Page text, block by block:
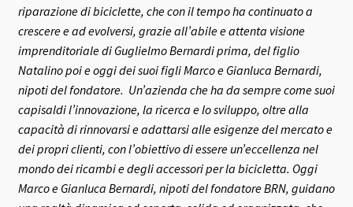
riparazione di biciclette, che con il tempo ha continuato a
crescere e ad evolversi, grazie all’abile e attenta visione
imprenditoriale di Guglielmo Bernardi prima, del figlio
Natalino poi e oggi dei suoi figli Marco e Gianluca Bernardi,
nipoti del fondatore. Un’azienda che ha da sempre come suoi
capisaldi l’innovazione, la ricerca e lo sviluppo, oltre alla
capacità di rinnovarsi e adattarsi alle esigenze del mercato e
dei propri clienti, con l’obiettivo di essere un’eccellenza nel
mondo dei ricambi e degli accessori per la bicicletta. Oggi
Marco e Gianluca Bernardi, nipoti del fondatore BRN, guidano